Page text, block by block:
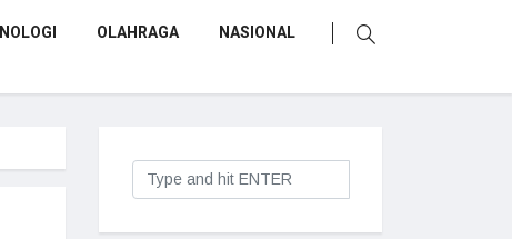
OLAHRAGA NASIONAL